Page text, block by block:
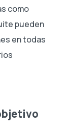
como
pueden
en todas